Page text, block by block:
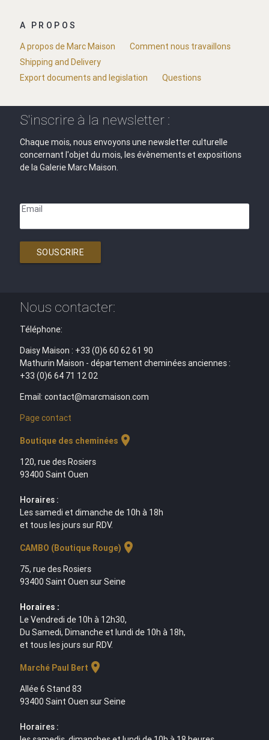
A PROPOS
A propos de Marc Maison
Comment nous travaillons
Shipping and Delivery
Export documents and legislation
Questions
S'inscrire à la newsletter :
Chaque mois, nous envoyons une newsletter culturelle
concernant l'objet du mois, les évènements et expositions
de la Galerie Marc Maison.
Email
SOUSCRIRE
Nous contacter:
Téléphone:
Daisy Maison : +33 (0)6 60 62 61 90
Mathurin Maison - département cheminées anciennes :
+33 (0)6 64 71 12 02
Email: contact@marcmaison.com
Page contact
Boutique des cheminées location_on
120, rue des Rosiers
93400 Saint Ouen
Horaires :
Les samedi et dimanche de 10h à 18h
et tous les jours sur RDV.
CAMBO (Boutique Rouge) location_on
75, rue des Rosiers
93400 Saint Ouen sur Seine
Horaires :
Le Vendredi de 10h à 12h30,
Du Samedi, Dimanche et lundi de 10h à 18h,
et tous les jours sur RDV.
Marché Paul Bert location_on
Allée 6 Stand 83
93400 Saint Ouen sur Seine
Horaires :